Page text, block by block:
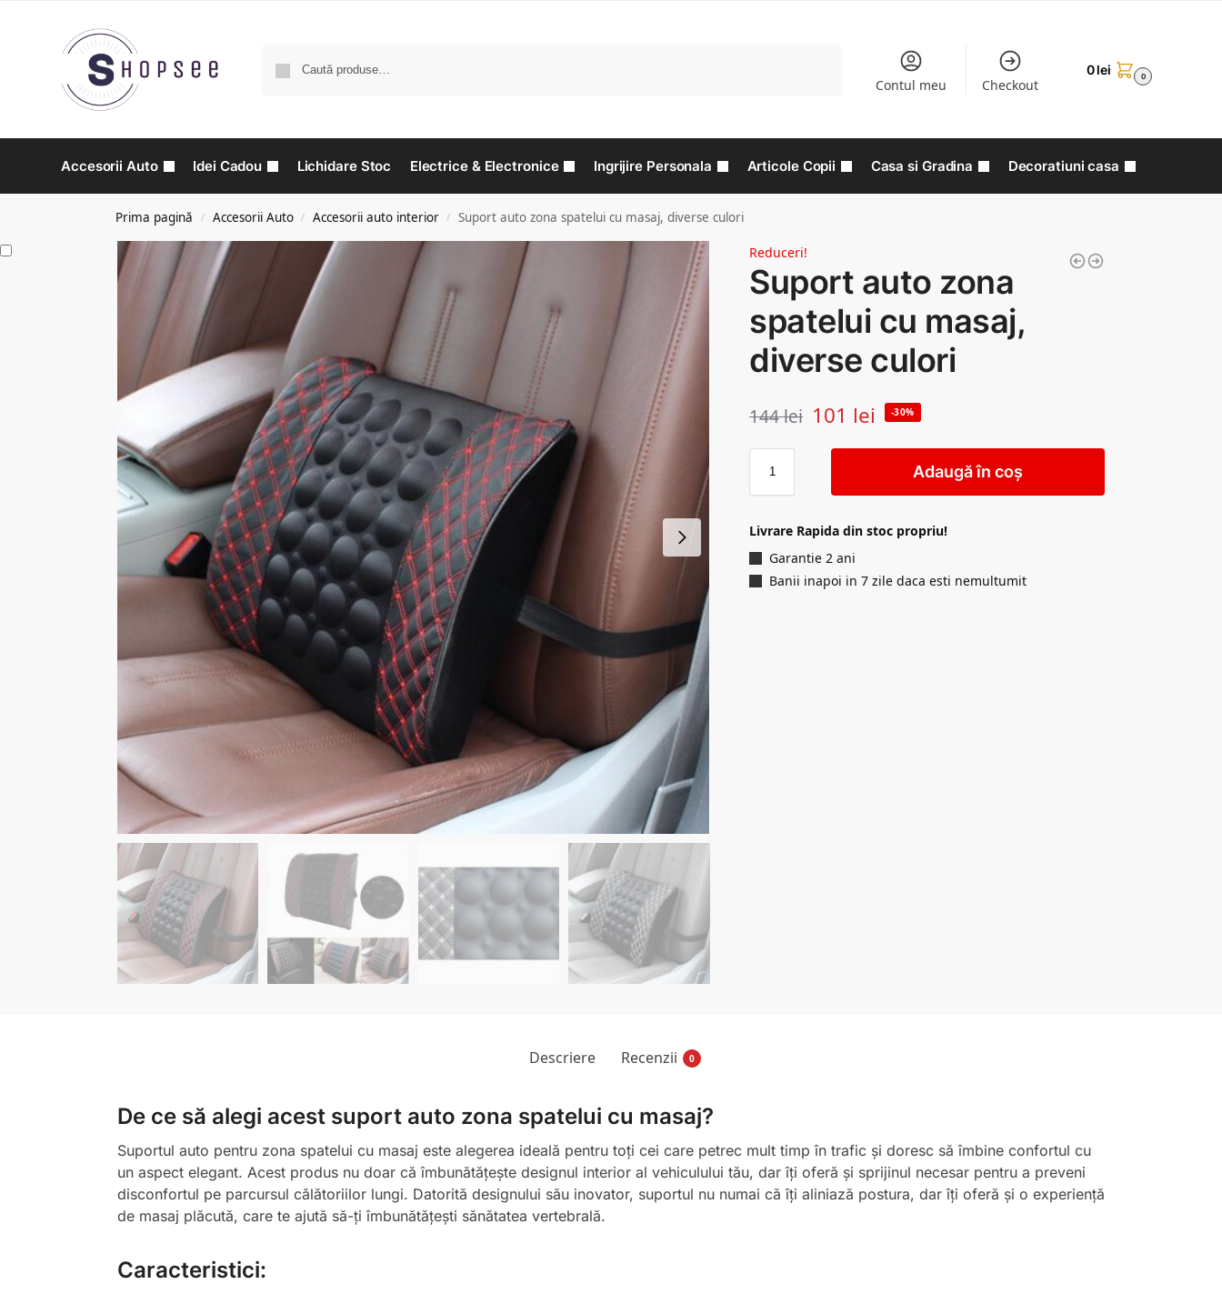
Contul meu Checkout
0lei 0
Accesorii Auto Idei Cadou Lichidare Stoc Electrice & Electronice Ingrijire Personala Articole Copii Casa si Gradina Decoratiuni casa
Prima pagină / Accesorii Auto / Accesorii auto interior / Suport auto zona spatelui cu masaj, diverse culori
Reduceri!
Suport auto zona
spatelui cu masaj,
diverse culori
144lei 101 lei -30%
Adaugă în coș
Livrare Rapida din stoc propriu!
Garantie 2 ani
Banii inapoi in 7 zile daca esti nemultumit
Descriere Recenzii 0
De ce să alegi acest suport auto zona spatelui cu masaj?
Suportul auto pentru zona spatelui cu masaj este alegerea ideală pentru toți cei care petrec mult timp în trafic și doresc să îmbine confortul cu
un aspect elegant. Acest produs nu doar că îmbunătățește designul interior al vehiculului tău, dar îți oferă și sprijinul necesar pentru a preveni
disconfortul pe parcursul călătoriilor lungi. Datorită designului său inovator, suportul nu numai că îți aliniază postura, dar îți oferă și o experiență
de masaj plăcută, care te ajută să-ți îmbunătățești sănătatea vertebrală.
Caracteristici: